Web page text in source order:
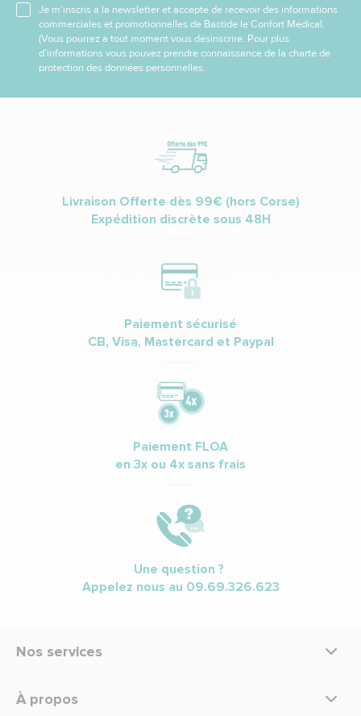
Je m’inscris à la newsletter et accepte de recevoir des informations
commerciales et promotionnelles de Bastide le Confort Médical.
(Vous pourrez à tout moment vous désinscrire. Pour plus
d’informations vous pouvez prendre connaissance de la charte de
protection des données personnelles.
Livraison Offerte dès 99€ (hors Corse)
Expédition discrète sous 48H
Paiement sécurisé
CB, Visa, Mastercard et Paypal
Paiement FLOA
en 3x ou 4x sans frais
Une question ?
Appelez nous au 09.69.326.623
Nos services
À propos